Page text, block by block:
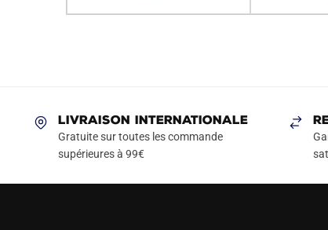
LIVRAISON INTERNATIONALE
Gratuite sur toutes les commande
supérieures à 99€